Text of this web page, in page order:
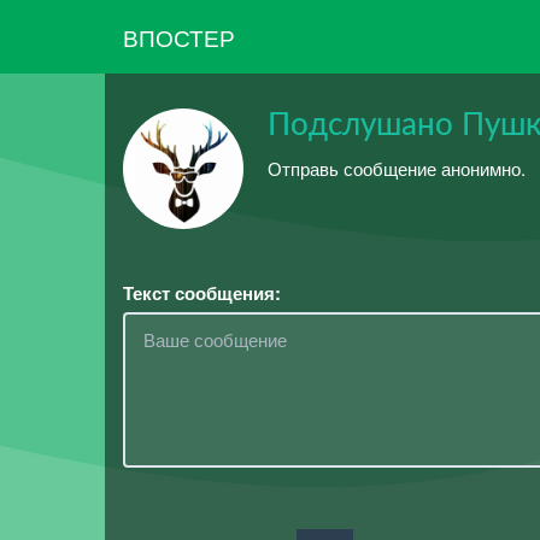
ВПОСТЕР
Подслушано
Отправь сообщение анонимно.
Текст сообщения: